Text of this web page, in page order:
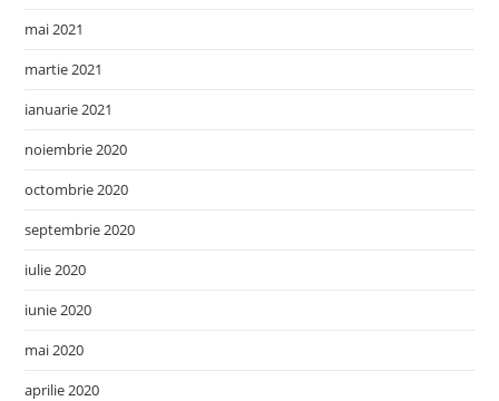
mai 2021
martie 2021
ianuarie 2021
noiembrie 2020
octombrie 2020
septembrie 2020
iulie 2020
iunie 2020
mai 2020
aprilie 2020